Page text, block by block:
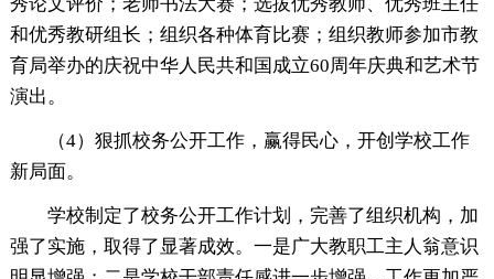
和优秀教研组长；组织各种体育比赛；组织教师参加市教
育局举办的庆祝中华人民共和国成立60周年庆典和艺术节
演出。
（4）狠抓校务公开工作，赢得民心，开创学校工作
新局面。
学校制定了校务公开工作计划，完善了组织机构，加
强了实施，取得了显著成效。一是广大教职工主人翁意识